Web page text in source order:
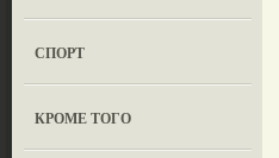
СПОРТ
КРОМЕ ТОГО